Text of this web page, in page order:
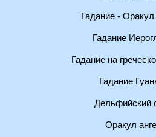
Гадание -
Гадание
Гадание на
Гадание
Дельфийский
Оракул